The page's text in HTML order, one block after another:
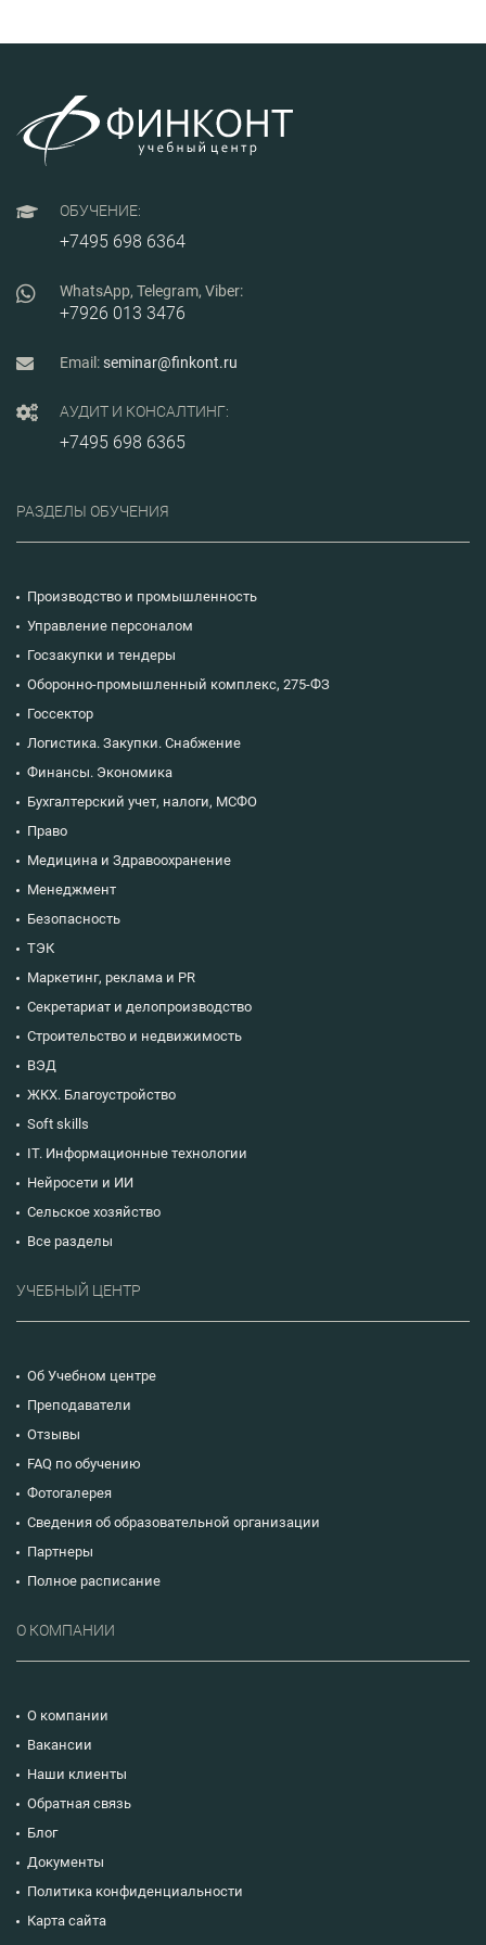
рассмотрение алгоритма и
производств, факторы,
влияющие на
производственную
мощность, примеры
практические
рекомендации по
оптимизации
ОБУЧЕНИЕ:
+7495 698 6364
WhatsApp, Telegram, Viber:
+7926 013 3476
Email:seminar@finkont.ru
АУДИТ И КОНСАЛТИНГ:
+7495 698 6365
РАЗДЕЛЫ ОБУЧЕНИЯ
Производство и промышленность
Управление персоналом
Госзакупки и тендеры
Оборонно-промышленный комплекс, 275-ФЗ
Госсектор
Логистика. Закупки. Снабжение
Финансы. Экономика
Бухгалтерский учет, налоги, МСФО
Право
Медицина и Здравоохранение
Менеджмент
Безопасность
ТЭК
Маркетинг, реклама и PR
Секретариат и делопроизводство
Строительство и недвижимость
ВЭД
ЖКХ. Благоустройство
Soft skills
IT. Информационные технологии
Нейросети и ИИ
Сельское хозяйство
Все разделы
УЧЕБНЫЙ ЦЕНТР
Об Учебном центре
Преподаватели
Отзывы
FAQ по обучению
Фотогалерея
Сведения об образовательной организации
Партнеры
Полное расписание
О КОМПАНИИ
О компании
Вакансии
Наши клиенты
Обратная связь
Блог
Документы
Политика конфиденциальности
Карта сайта